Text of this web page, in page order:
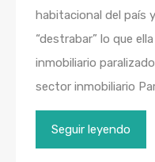
habitacional del país
“destrabar” lo que
inmobiliario
sector inmobiliario
Seguir leyendo